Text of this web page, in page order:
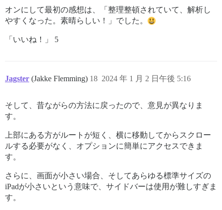
オンにして最初の感想は、「整理整頓されていて、解析し
やすくなった。素晴らしい！」でした。
「いいね！」 5
Jagster (Jakke Flemming) 2024 年 1 月 2 日午後 5:16
18
そして、昔ながらの方法に戻ったので、意見が異なりま
す。
上部にある方がルートが短く、横に移動してからスクロー
ルする必要がなく、オプションに簡単にアクセスできま
す。
さらに、画面が小さい場合、そしてあらゆる標準サイズの
iPadが小さいという意味で、サイドバーは使用が難しすぎま
す。